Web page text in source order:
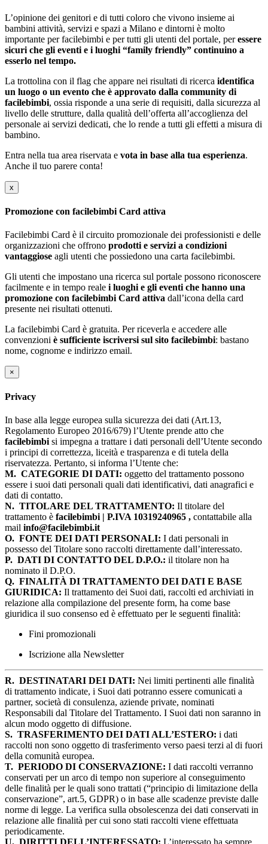
L’opinione dei genitori e di tutti coloro che vivono insieme ai
bambini attività, servizi e spazi a Milano e dintorni è molto
importante per facilebimbi e per tutti gli utenti del portale, peressere
sicuri che gli eventi e i luoghi “family friendly” continuino a
esserlo nel tempo.
La trottolina con il flag che appare nei risultati di ricerca identifica
un luogo o un evento che è approvato dalla community di
facilebimbi, ossia risponde a una serie di requisiti, dalla sicurezza al
livello delle strutture, dalla qualità dell’offerta all’accoglienza del
personale ai servizi dedicati, che lo rende a tutti gli effetti a misura di
bambino.
Entra nella tua area riservata e vota in base alla tua esperienza.
Anche il tuo parere conta!
x
Promozione con facilebimbi Card attiva
Facilebimbi Card è il circuito promozionale dei professionisti e delle
organizzazioni che offrono prodotti e servizi a condizioni
vantaggiose agli utenti che possiedono una carta facilebimbi.
Gli utenti che impostano una ricerca sul portale possono riconoscere
facilmente e in tempo reale i luoghi e gli eventi che hanno una
promozione con facilebimbi Card attiva dall’icona della card
presente nei risultati ottenuti.
La facilebimbi Card è gratuita. Per riceverla e accedere alle
convenzioni è sufficiente iscriversi sul sito facilebimbi: bastano
nome, cognome e indirizzo email.
×
Privacy
In base alla legge europea sulla sicurezza dei dati (Art.13,
Regolamento Europeo 2016/679) l’Utente prende atto che
facilebimbi si impegna a trattare i dati personali dell’Utente secondo
i principi di correttezza, liceità e trasparenza e di tutela della
riservatezza. Pertanto, si informa l’Utente che:
M. CATEGORIE DI DATI: oggetto del trattamento possono
essere i suoi dati personali quali dati identificativi, dati anagrafici e
dati di contatto.
N. TITOLARE DEL TRATTAMENTO: Il titolare del
trattamento è facilebimbi | P.IVA 10319240965 , contattabile alla
mail info@facilebimbi.it
O. FONTE DEI DATI PERSONALI: I dati personali in
possesso del Titolare sono raccolti direttamente dall’interessato.
P. DATI DI CONTATTO DEL D.P.O.: il titolare non ha
nominato il D.P.O.
Q. FINALITÀ DI TRATTAMENTO DEI DATI E BASE
GIURIDICA: Il trattamento dei Suoi dati, raccolti ed archiviati in
relazione alla compilazione del presente form, ha come base
giuridica il suo consenso ed è effettuato per le seguenti finalità:
Fini promozionali
Iscrizione alla Newsletter
R. DESTINATARI DEI DATI: Nei limiti pertinenti alle finalità
di trattamento indicate, i Suoi dati potranno essere comunicati a
partner, società di consulenza, aziende private, nominati
Responsabili dal Titolare del Trattamento. I Suoi dati non saranno in
alcun modo oggetto di diffusione.
S. TRASFERIMENTO DEI DATI ALL’ESTERO: i dati
raccolti non sono oggetto di trasferimento verso paesi terzi al di fuori
della comunità europea.
T. PERIODO DI CONSERVAZIONE: I dati raccolti verranno
conservati per un arco di tempo non superiore al conseguimento
delle finalità per le quali sono trattati (“principio di limitazione della
conservazione”, art.5, GDPR) o in base alle scadenze previste dalle
norme di legge. La verifica sulla obsolescenza dei dati conservati in
relazione alle finalità per cui sono stati raccolti viene effettuata
periodicamente.
U. DIRITTI DELL’INTERESSATO: L’interessato ha sempre